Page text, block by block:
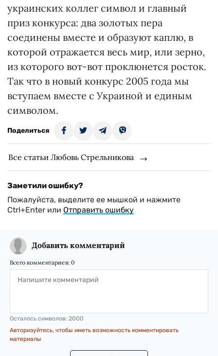
украинских коллег символ и главный
приз конкурса: два золотых пера
соединены вместе и образуют каплю, в
которой отражается весь мир, или зерно,
из которого вот-вот проклюнется росток.
Так что в новый конкурс 2005 года мы
вступаем вместе с Украиной и единым
символом.
Поделиться
Все статьи Любовь Стрельникова
Заметили ошибку?
Пожалуйста, выделите ее мышкой и нажмите
Ctrl+Enter или Отправить ошибку
Добавить комментарий
Всего комментариев: 0
Осталось символов: 2000
Авторизуйтесь, чтобы иметь возможность комментировать
материалы